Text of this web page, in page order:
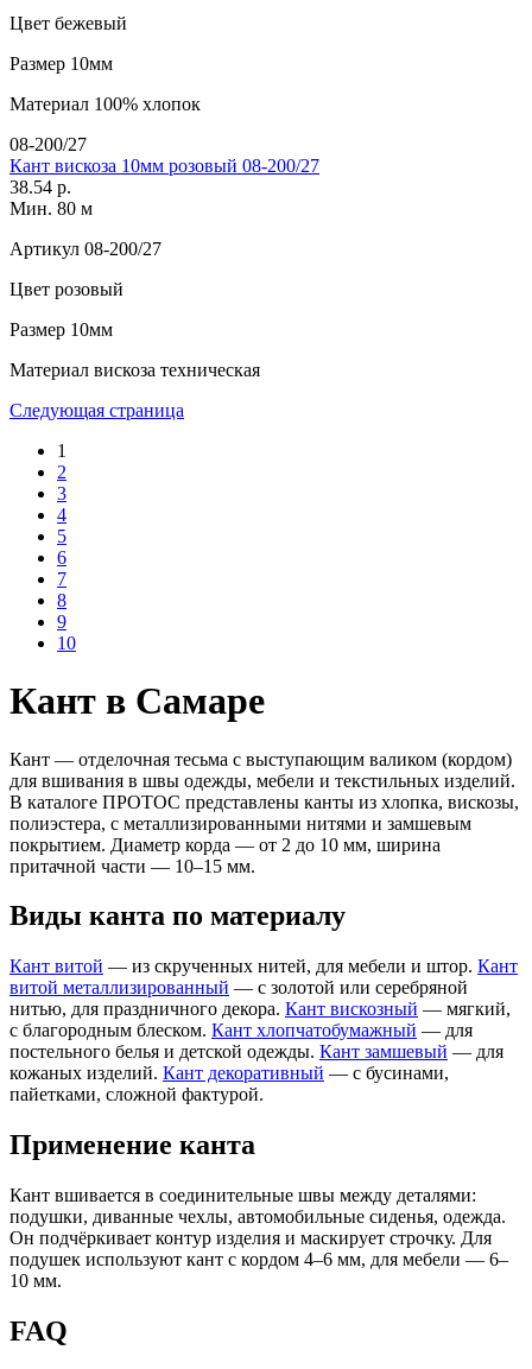
Цвет бежевый
Размер 10мм
Материал 100% хлопок
08-200/27
Кант вискоза 10мм розовый 08-200/27
38.54 р.
Мин. 80 м
Артикул 08-200/27
Цвет розовый
Размер 10мм
Материал вискоза техническая
Следующая страница
1
2
3
4
5
6
7
8
9
10
Кант в Самаре
Кант — отделочная тесьма с выступающим валиком (кордом)
для вшивания в швы одежды, мебели и текстильных изделий.
В каталоге ПРОТОС представлены канты из хлопка, вискозы,
полиэстера, с металлизированными нитями и замшевым
покрытием. Диаметр корда — от 2 до 10 мм, ширина
притачной части — 10–15 мм.
Виды канта по материалу
Кант витой — из скрученных нитей, для мебели и штор. Кант
витой металлизированный — с золотой или серебряной
нитью, для праздничного декора. Кант вискозный — мягкий,
с благородным блеском. Кант хлопчатобумажный — для
постельного белья и детской одежды. Кант замшевый — для
кожаных изделий. Кант декоративный — с бусинами,
пайетками, сложной фактурой.
Применение канта
Кант вшивается в соединительные швы между деталями:
подушки, диванные чехлы, автомобильные сиденья, одежда.
Он подчёркивает контур изделия и маскирует строчку. Для
подушек используют кант с кордом 4–6 мм, для мебели — 6–
10 мм.
FAQ